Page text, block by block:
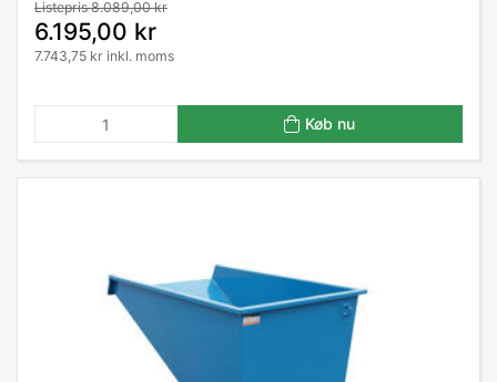
Listepris 8.089,00 kr
6.195,00 kr
7.743,75 kr inkl. moms
Køb nu